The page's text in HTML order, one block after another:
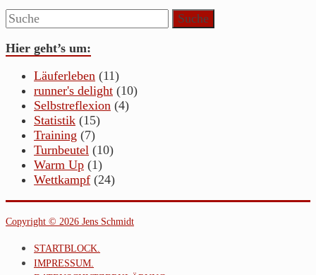
Hier geht’s um:
Läuferleben (11)
runner's delight (10)
Selbstreflexion (4)
Statistik (15)
Training (7)
Turnbeutel (10)
Warm Up (1)
Wettkampf (24)
Copyright © 2026 Jens Schmidt
STARTBLOCK.
IMPRESSUM.